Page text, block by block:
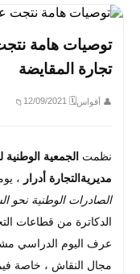
توصيات هامة
تجارة المقايضة
👤 أقواس🗓 12/09/2021
📁
نظمت الجمعية الوطنية
مديريةالتجارة أدرار
،
الصادرات الوطنية نحو
الدكاترة من قطاعات
عرف اليوم الدراسي
مجال النقاش ، خاصة